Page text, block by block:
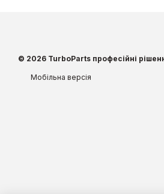
© 2026 TurboParts професійні
Мобільна версія